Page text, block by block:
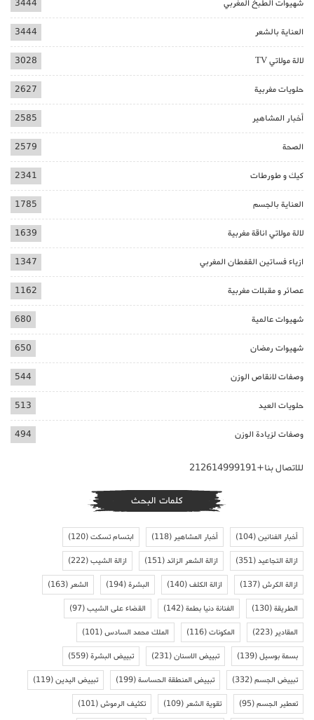
شهيوات الطبخ المغربي 3444
العناية بالشعر 3444
لالة مولاتي TV 3028
حلويات مغربية 2627
أخبار المشاهير 2585
الصحة 2579
كيك و طورطات 2341
العناية بالجسم 1785
لالة مولاتي اناقة مغربية 1639
ازياء فساتين القفطان المغربي 1347
عصائر و مقبلات مغربية 1162
شهيوات عالمية 680
شهيوات رمضان 650
وصفات لانقاص الوزن 544
حلويات العيد 513
وصفات لزيادة الوزن 494
للاتصال بنا+212614999191
كلمات البحث
أخبار الفنانين(104) أخبار المشاهير(118) ابتسام تسكت(120)
ازالة التجاعيد(351) ازالة الشعر الزائد(151) ازالة الشيب(222)
ازالة الكرش(137) ازالة الكلف(140) البشرة(194) الشعر(163)
الطريقة(130) الفنانة دنيا بطمة(142) القضاء على الشيب(97)
المقادير(223) المكونات(116) الملك محمد السادس(101)
بسمة بوسيل(139) تبييض الاسنان(231) تبييض البشرة(559)
تبييض الجسم(332) تبييض المنطقة الحساسة(199) تبييض اليدين(119)
تعطير الجسم(95) تقوية الشعر(109) تكثيف الرموش(101)